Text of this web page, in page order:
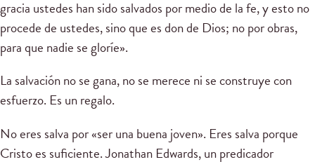
gracia ustedes han sido salvados por medio de la fe, y esto no
procede de ustedes, sino que es don de Dios; no por obras,
para que nadie se gloríe».
La salvación no se gana, no se merece ni se construye con
esfuerzo. Es un regalo.
No eres salva por «ser una buena joven». Eres salva porque
Cristo es suficiente. Jonathan Edwards, un predicador